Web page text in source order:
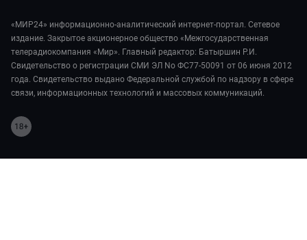
«МИР24» информационно-аналитический интернет-портал. Сетевое
издание. Закрытое акционерное общество «Межгосударственная
телерадиокомпания «Мир». Главный редактор: Батыршин Р.И.
Свидетельство о регистрации СМИ ЭЛ No ФС77-50091 от 06 июня 2012
года. Свидетельство выдано Федеральной службой по надзору в сфере
связи, информационных технологий и массовых коммуникаций.